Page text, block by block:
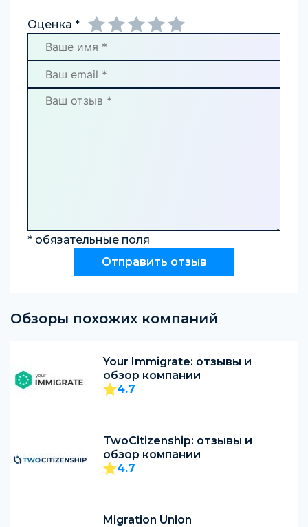
* обязательные поля
Оценка *
Обзоры похожих компаний
Your Immigrate: отзывы и
обзор компании
4.7
TwoCitizenship: отзывы и
обзор компании
4.7
Migration Union